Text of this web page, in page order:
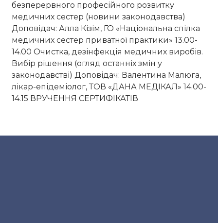
безперервного професійного розвитку
медичних сестер (новини законодавства)
Доповідач: Алла Кізім, ГО «Національна спілка
медичних сестер приватної практики» 13.00-
14.00 Очистка, дезінфекція медичних виробів.
Вибір рішення (огляд останніх змін у
законодавстві) Доповідач: Валентина Малюга,
лікар-епідеміолог, ТОВ «ДАНА МЕДІКАЛ» 14.00-
14.15 ВРУЧЕННЯ СЕРТИФІКАТІВ